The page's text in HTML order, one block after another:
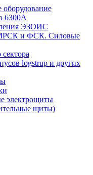
оборудование
6300А
ЭЗОИС
и ФСК. Силовые
logstrup и других
электрощиты
щиты)